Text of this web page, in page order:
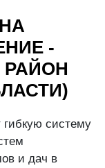
-
систему
и дач в